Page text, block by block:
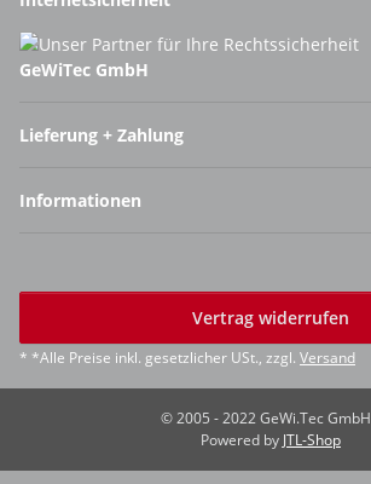
GeWiTec GmbH
Lieferung + Zahlung
Informationen
Vertrag widerrufen
* *Alle Preise inkl. gesetzlicher USt., zzgl. Versand
© 2005 - 2022 GeWi.Tec GmbH
Powered by JTL-Shop